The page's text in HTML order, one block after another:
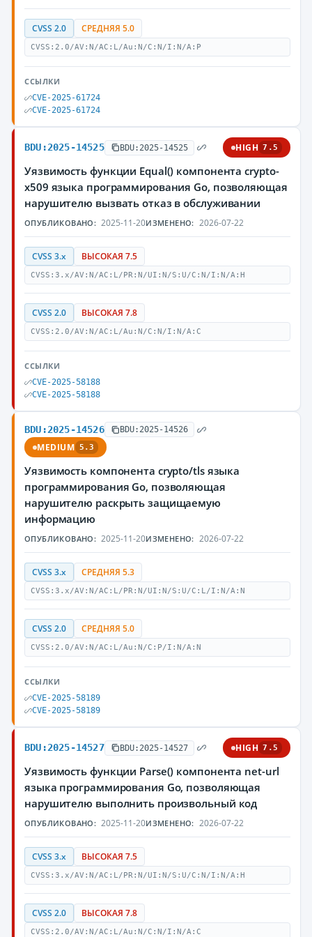
CVSS 2.0 СРЕДНЯЯ 5.0
CVSS:2.0/AV:N/AC:L/Au:N/C:N/I:N/A:P
ССЫЛКИ
CVE-2025-61724
CVE-2025-61724
BDU:2025-14525 BDU:2025-14525 HIGH 7.5
Уязвимость функции Equal() компонента crypto-
x509 языка программирования Go, позволяющая
нарушителю вызвать отказ в обслуживании
ОПУБЛИКОВАНО: 2025-11-20ИЗМЕНЕНО: 2026-07-22
CVSS 3.x ВЫСОКАЯ 7.5
CVSS:3.x/AV:N/AC:L/PR:N/UI:N/S:U/C:N/I:N/A:H
CVSS 2.0 ВЫСОКАЯ 7.8
CVSS:2.0/AV:N/AC:L/Au:N/C:N/I:N/A:C
ССЫЛКИ
CVE-2025-58188
CVE-2025-58188
BDU:2025-14526 BDU:2025-14526
MEDIUM 5.3
Уязвимость компонента crypto/tls языка
программирования Go, позволяющая
нарушителю раскрыть защищаемую
информацию
ОПУБЛИКОВАНО: 2025-11-20ИЗМЕНЕНО: 2026-07-22
CVSS 3.x СРЕДНЯЯ 5.3
CVSS:3.x/AV:N/AC:L/PR:N/UI:N/S:U/C:L/I:N/A:N
CVSS 2.0 СРЕДНЯЯ 5.0
CVSS:2.0/AV:N/AC:L/Au:N/C:P/I:N/A:N
ССЫЛКИ
CVE-2025-58189
CVE-2025-58189
BDU:2025-14527 BDU:2025-14527 HIGH 7.5
Уязвимость функции Parse() компонента net-url
языка программирования Go, позволяющая
нарушителю выполнить произвольный код
ОПУБЛИКОВАНО: 2025-11-20ИЗМЕНЕНО: 2026-07-22
CVSS 3.x ВЫСОКАЯ 7.5
CVSS:3.x/AV:N/AC:L/PR:N/UI:N/S:U/C:N/I:N/A:H
CVSS 2.0 ВЫСОКАЯ 7.8
CVSS:2.0/AV:N/AC:L/Au:N/C:N/I:N/A:C